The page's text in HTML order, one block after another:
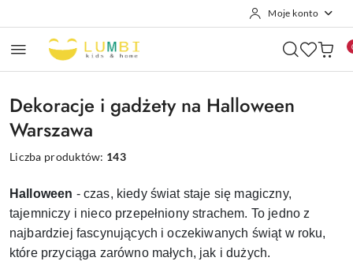
Moje konto
Dekoracje i gadżety na Halloween
Warszawa
Liczba produktów: 143
Halloween - czas, kiedy świat staje się magiczny,
tajemniczy i nieco przepełniony strachem. To jedno z
najbardziej fascynujących i oczekiwanych świąt w roku,
które przyciąga zarówno małych, jak i dużych.